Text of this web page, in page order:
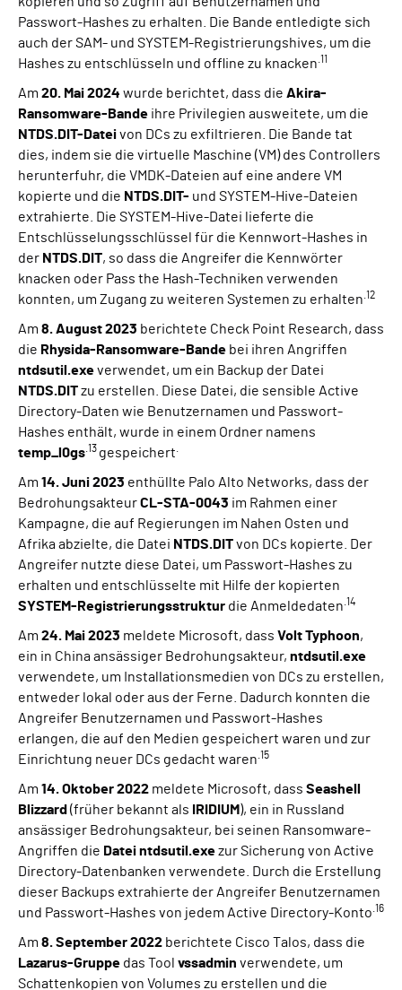
Passwort-Hashes zu erhalten. Die Bande entledigte sich
auch der SAM- und SYSTEM-Registrierungshives, um die
Hashes zu entschlüsseln und offline zu knacken .11
Am 20. Mai 2024 wurde berichtet, dass die Akira-
Ransomware-Bande ihre Privilegien ausweitete, um die
NTDS.DIT-Dateivon DCs zu exfiltrieren. Die Bande tat
dies, indem sie die virtuelle Maschine (VM) des Controllers
herunterfuhr, die VMDK-Dateien auf eine andere VM
kopierte und die NTDS.DIT- und SYSTEM-Hive-Dateien
extrahierte. Die SYSTEM-Hive-Datei lieferte die
Entschlüsselungsschlüssel für die Kennwort-Hashes in
der NTDS.DIT, so dass die Angreifer die Kennwörter
knacken oder Pass the Hash-Techniken verwenden
konnten, um Zugang zu weiteren Systemen zu erhalten .12
Am 8. August 2023 berichtete Check Point Research, dass
die Rhysida-Ransomware-Bande bei ihren Angriffen
ntdsutil.exeverwendet, um ein Backup der Datei
NTDS.DITzu erstellen. Diese Datei, die sensible Active
Directory-Daten wie Benutzernamen und Passwort-
Hashes enthält, wurde in einem Ordner namens
temp_l0gs .13 gespeichert
Am 14. Juni 2023 enthüllte Palo Alto Networks, dass der
BedrohungsakteurCL-STA-0043 im Rahmen einer
Kampagne, die auf Regierungen im Nahen Osten und
Afrika abzielte, die Datei NTDS.DITvon DCs kopierte. Der
Angreifer nutzte diese Datei, um Passwort-Hashes zu
erhalten und entschlüsselte mit Hilfe der kopierten
SYSTEM-Registrierungsstruktur die Anmeldedaten .14
Am 24. Mai 2023 meldete Microsoft, dass Volt Typhoon,
ein in China ansässiger Bedrohungsakteur, ntdsutil.exe
verwendete, um Installationsmedien von DCs zu erstellen,
entweder lokal oder aus der Ferne. Dadurch konnten die
Angreifer Benutzernamen und Passwort-Hashes
erlangen, die auf den Medien gespeichert waren und zur
Einrichtung neuer DCs gedacht waren .15
Am 14. Oktober 2022 meldete Microsoft, dass Seashell
Blizzard (früher bekannt als IRIDIUM ), ein in Russland
ansässiger Bedrohungsakteur, bei seinen Ransomware-
Angriffen die Datei ntdsutil.exezur Sicherung von Active
Directory-Datenbanken verwendete. Durch die Erstellung
dieser Backups extrahierte der Angreifer Benutzernamen
und Passwort-Hashes von jedem Active Directory-Konto .16
Am 8. September 2022 berichtete Cisco Talos, dass die
Lazarus-Gruppe das Tool vssadmin verwendete, um
Schattenkopien von Volumes zu erstellen und die